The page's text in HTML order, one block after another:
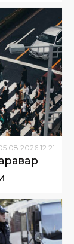
.08.2026 12:21